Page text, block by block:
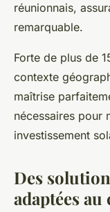
réunionnais,
remarquable.
Forte de plus de
contexte
maîtrise
nécessaires pour
investissement
Des
adaptées